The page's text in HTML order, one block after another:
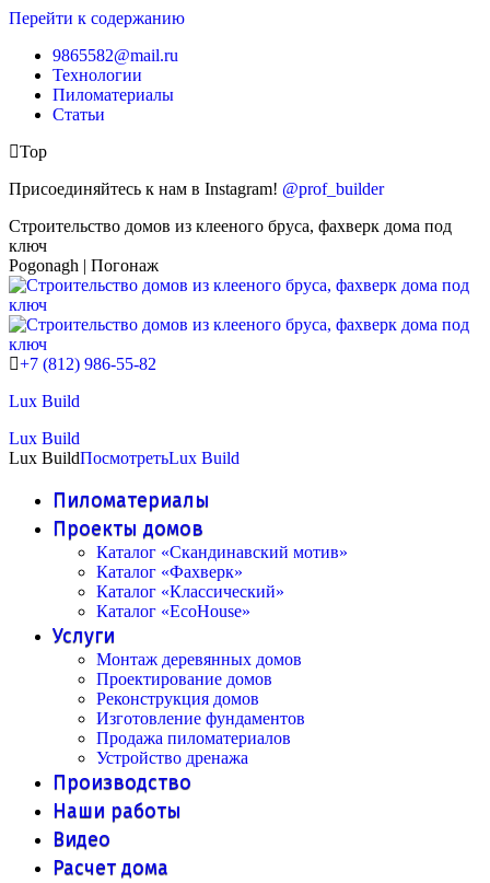
Перейти к содержанию
9865582@mail.ru
Технологии
Пиломатериалы
Статьи
Top
Присоединяйтесь к нам в Instagram! @prof_builder
Строительство домов из клееного бруса, фахверк дома под
ключ
Pogonagh | Погонаж
+7 (812) 986-55-82
Lux Build
Lux Build
Lux BuildПосмотретьLux Build
Пиломатериалы
Проекты домов
Каталог «Скандинавский мотив»
Каталог «Фахверк»
Каталог «Классический»
Каталог «EcoHouse»
Услуги
Монтаж деревянных домов
Проектирование домов
Реконструкция домов
Изготовление фундаментов
Продажа пиломатериалов
Устройство дренажа
Производство
Наши работы
Видео
Расчет дома